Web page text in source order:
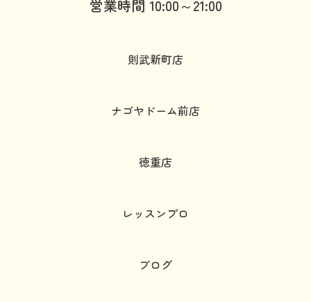
営業時間 10:00～21:00
則武新町店
ナゴヤドーム前店
徳重店
レッスンプロ
ブログ